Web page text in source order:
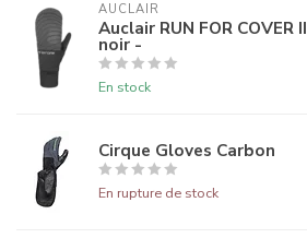
AUCLAIR
Auclair RUN FOR COVER II
noir -
En stock
Cirque Gloves Carbon
En rupture de stock